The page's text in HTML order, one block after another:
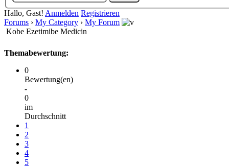
Hallo, Gast! Anmelden Registrieren
Forums › My Category › My Forum
Kobe Ezetimibe Medicin
Themabewertung:
0
Bewertung(en)
-
0
im
Durchschnitt
1
2
3
4
5